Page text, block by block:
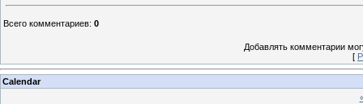
Всего комментариев: 0
Добавлять комментарии
[
Calendar